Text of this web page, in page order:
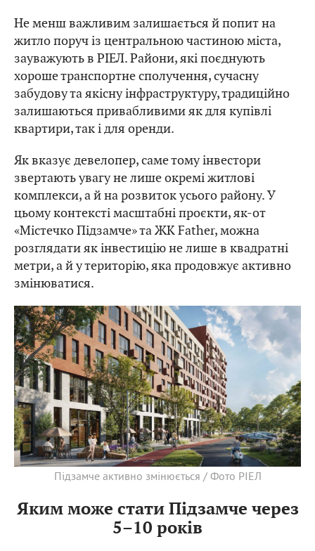
Не менш важливим залишається й попит на
житло поруч із центральною частиною міста,
зауважують в РІЕЛ. Райони, які поєднують
хороше транспортне сполучення, сучасну
забудову та якісну інфраструктуру, традиційно
залишаються привабливими як для купівлі
квартири, так і для оренди.
Як вказує девелопер, саме тому інвестори
звертають увагу не лише окремі житлові
комплекси, а й на розвиток усього району. У
цьому контексті масштабні проєкти, як-от
«Містечко Підзамче» та ЖК Father, можна
розглядати як інвестицію не лише в квадратні
метри, а й у територію, яка продовжує активно
змінюватися.
Підзамче активно змінюється / Фото РІЕЛ
Яким може стати Підзамче через
5–10 років